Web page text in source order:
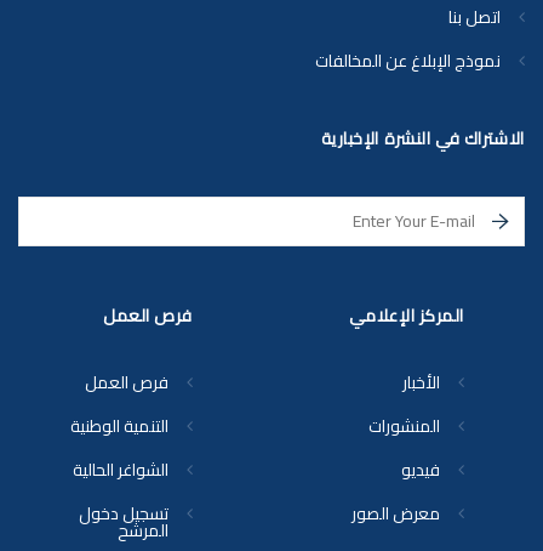
اتصل بنا
نموذج الإبلاغ عن المخالفات
الاشتراك في النشرة الإخبارية
فرص العمل
فرص العمل
التنمية الوطنية
الشواغر الحالية
تسجيل دخول
المرشح
المركز الإعلامي
الأخبار
المنشورات
فيديو
معرض الصور